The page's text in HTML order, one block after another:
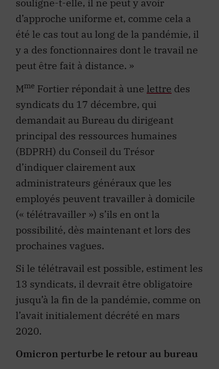
souligne-t-elle, il ne peut y avoir
d’approche uniforme et, comme cela a
été le cas tout au long de la pandémie, il
y a des fonctionnaires dont le travail ne
peut être fait à distance. »
Mme Fortier répondait à une lettre des
syndicats du 17 décembre, qui
demandait au Bureau du dirigeant
principal des ressources humaines
(BDPRH) du Conseil du Trésor
d’indiquer clairement aux
administrateurs généraux que les
employés peuvent travailler à domicile
(« télétravailler ») s’ils en ont la
possibilité, dès maintenant et lors des
prochaines vagues.
Si le télétravail est possible, estiment les
13 syndicats, il devrait être obligatoire
jusqu’à la fin de la pandémie, comme on
l’avait initialement décrété en mars
2020.
Omicron perturbe le retour au bureau